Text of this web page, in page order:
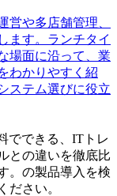
営や多店舗管理、
ます。ランチタイ
場面に沿って、業
わかりやすく紹
ステム選びに役立
でできる、ITトレ
との違いを徹底比
。 の製品導入を検
ださい。